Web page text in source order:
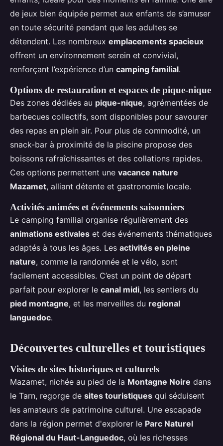
de jeux bien équipée permet aux enfants de s’amuser
en toute sécurité pendant que les adultes se
détendent. Les nombreux emplacements spacieux
offrent un environnement serein et convivial,
renforçant l’expérience d’un camping familial.
Options de restauration et espaces de pique-nique
Des zones dédiées au pique-nique, agrémentées de
barbecues collectifs, sont disponibles pour savourer
des repas en plein air. Pour plus de commodité, un
snack-bar à proximité de la piscine propose des
boissons rafraîchissantes et des collations rapides.
Ces options permettent une vacance nature
Mazamet, alliant détente et gastronomie locale.
Activités animées et événements saisonniers
Le camping familial organise régulièrement des
animations estivales et des événements thématiques
adaptés à tous les âges. Les activités en pleine
nature, comme la randonnée et le vélo, sont
facilement accessibles. C’est un point de départ
parfait pour explorer le canal midi, les sentiers du
pied montagne, et les merveilles du regional
languedoc.
Découvertes culturelles et touristiques
Visites de sites historiques et culturels
Mazamet, nichée au pied de la Montagne Noire dans
le Tarn, regorge de sites touristiques qui séduisent
les amateurs de patrimoine culturel. Une escapade
dans la région permet d'explorer le Parc Naturel
Régional du Haut-Languedoc, où les richesses